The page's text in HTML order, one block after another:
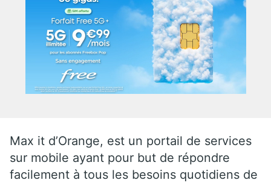
Max it d’Orange, est un portail de services
sur mobile ayant pour but de répondre
facilement à tous les besoins quotidiens de